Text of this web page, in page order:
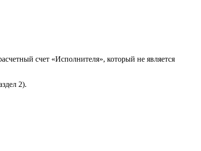
счет «Исполнителя», который не является
2).